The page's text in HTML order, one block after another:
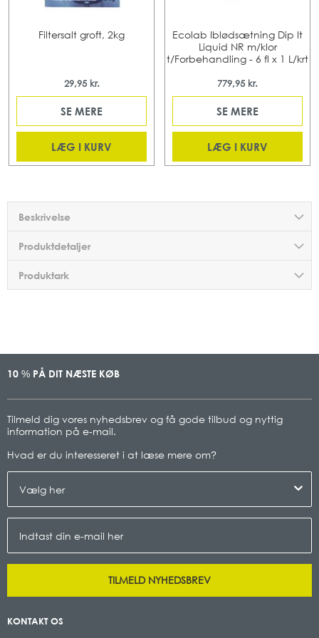
Filtersalt groft, 2kg
29,95 kr.
SE MERE
LÆG I KURV
Ecolab Iblødsætning Dip It
Liquid NR m/klor
t/Forbehandling - 6 fl x 1 L/krt
779,95 kr.
SE MERE
LÆG I KURV
Beskrivelse
Produktdetaljer
Produktark
10 % PÅ DIT NÆSTE KØB
Tilmeld dig vores nyhedsbrev og få gode tilbud og nyttig
information på e-mail.
Hvad er du interesseret i at læse mere om?
TILMELD NYHEDSBREV
KONTAKT OS